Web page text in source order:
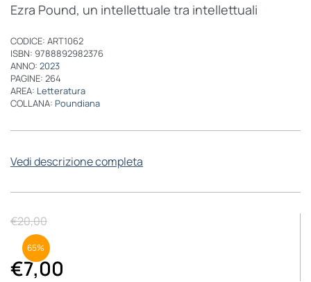
Ezra Pound, un intellettuale tra intellettuali
CODICE: ART1062
ISBN: 9788892982376
ANNO: 2023
PAGINE: 264
AREA: Letteratura
COLLANA: Poundiana
Vedi descrizione completa
€20,00
€7,00
65%